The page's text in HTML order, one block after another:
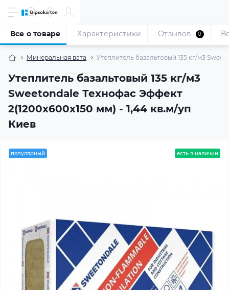
Минеральная вата Утеплитель базальтовый 135 кг/м3
Утеплитель базальтовый 135 кг/м3
Sweetondale Технофас Эффект
2(1200x600x150 мм) - 1,44 кв.м/уп
Киев
Все о товаре Характеристики Отзывов 0
популярный есть в наличии